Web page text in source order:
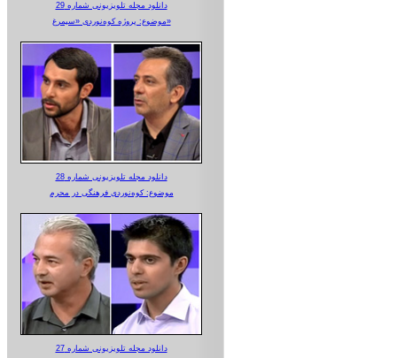
دانلود مجله تلویزیونی شماره 29
موضوع: پروژه کوه‌نوردی «سیمرغ»
دانلود مجله تلویزیونی شماره 28
موضوع: کوه‌نوردی فرهنگی در محرم
دانلود مجله تلویزیونی شماره 27